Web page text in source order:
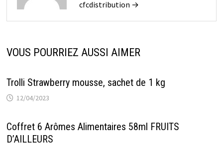
cfcdistribution →
VOUS POURRIEZ AUSSI AIMER
Trolli Strawberry mousse, sachet de 1 kg
12/04/2023
Coffret 6 Arômes Alimentaires 58ml FRUITS
D’AILLEURS